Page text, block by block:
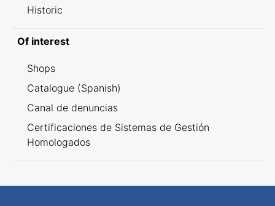
Historic
Of interest
Shops
Catalogue (Spanish)
Canal de denuncias
Certificaciones de Sistemas de Gestión
Homologados